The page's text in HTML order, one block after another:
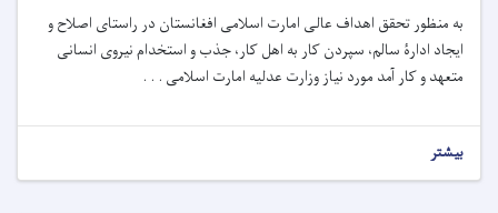
به منظور تحقق اهداف عالی امارت اسلامی افغانستان در راستای اصلاح و
ایجاد ادارۀ سالم، سپردن کار به اهل کار، جذب و استخدام نیروی انسانی
متعهد و کار آمد مورد نیاز وزارت عدلیه امارت اسلامی . . .
بیشتر